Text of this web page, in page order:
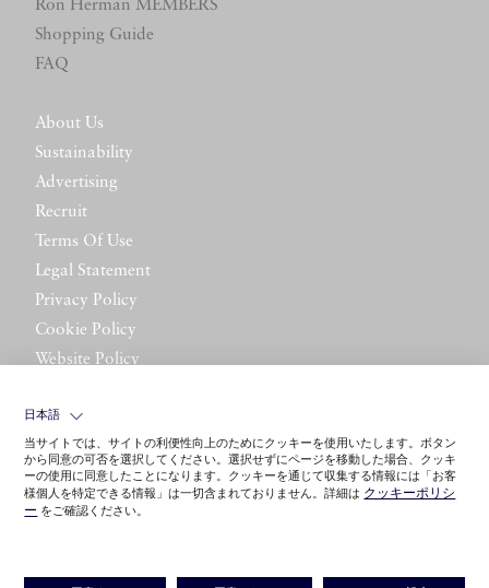
Ron Herman MEMBERS
Shopping Guide
FAQ
About Us
Sustainability
Advertising
Recruit
Terms Of Use
Legal Statement
Privacy Policy
Cookie Policy
Website Policy
日本語
当サイトでは、サイトの利便性向上のためにクッキーを使用いたします。ボタン
から同意の可否を選択してください。選択せずにページを移動した場合、クッキ
ーの使用に同意したことになります。クッキーを通じて収集する情報には「お客
様個人を特定できる情報」は一切含まれておりません。詳細は クッキーポリシ
ー をご確認ください。